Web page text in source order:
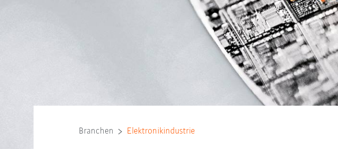
Branchen Elektronikindustrie